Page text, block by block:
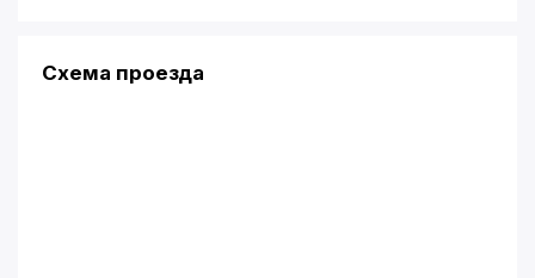
Схема проезда